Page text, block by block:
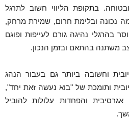
בתקופת הליווי חשוב לתרגל
נכונה ובלימת חרום, שמירת מרחק,
בהרגלי נהיגה גורם לעייפות ופוגם
משתנה בהתאם ובזמן הנכון.
וחשובה ביותר גם בעבור הנהג
ותומכת של "בוא נעשה זאת יחד",
והפחדות עלולות להוביל